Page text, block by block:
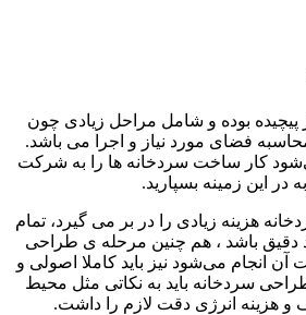
پیچیده بوده و شامل مراحل زیادی چون
فضای مورد نیاز و اجرا می باشد.
کار ساخت سردخانه ها را به شرکت
در این زمینه بسپارید.
هزینه زیادی را در بر می گیرد، تمام
دقیق باشد ، هم چنین مرحله ی طراحی
انجام می‌شود نیز باید کاملا اصولی و
سردخانه باید به نکاتی مثل محیط
و هزینه انرژی دقت لازم را داشت.